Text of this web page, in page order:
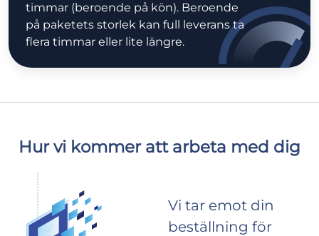
timmar (beroende på kön). Beroende
på paketets storlek kan full leverans ta
flera timmar eller lite längre.
Hur vi kommer att arbeta med dig
Vi tar emot din
beställning för